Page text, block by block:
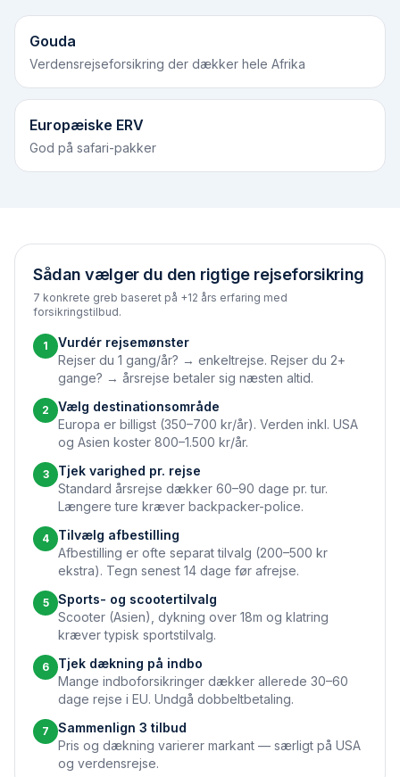
Gouda
Verdensrejseforsikring der dækker hele Afrika
Europæiske ERV
God på safari-pakker
Sådan vælger du den rigtige rejseforsikring
7 konkrete greb baseret på +12 års erfaring med
forsikringstilbud.
1
Vurdér rejsemønster
Rejser du 1 gang/år? → enkeltrejse. Rejser du 2+
gange? → årsrejse betaler sig næsten altid.
2
Vælg destinationsområde
Europa er billigst (350–700 kr/år). Verden inkl. USA
og Asien koster 800–1.500 kr/år.
3
Tjek varighed pr. rejse
Standard årsrejse dækker 60–90 dage pr. tur.
Længere ture kræver backpacker-police.
4
Tilvælg afbestilling
Afbestilling er ofte separat tilvalg (200–500 kr
ekstra). Tegn senest 14 dage før afrejse.
5
Sports- og scootertilvalg
Scooter (Asien), dykning over 18m og klatring
kræver typisk sportstilvalg.
6
Tjek dækning på indbo
Mange indboforsikringer dækker allerede 30–60
dage rejse i EU. Undgå dobbeltbetaling.
7
Sammenlign 3 tilbud
Pris og dækning varierer markant — særligt på USA
og verdensrejse.